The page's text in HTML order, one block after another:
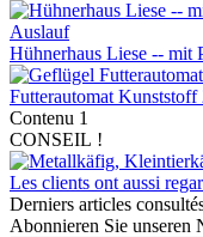
Hühnerhaus Liese -- mit
Futterautomat
Contenu 1
CONSEIL !
Les clients ont aussi
Derniers articles
Abonnieren Sie unseren